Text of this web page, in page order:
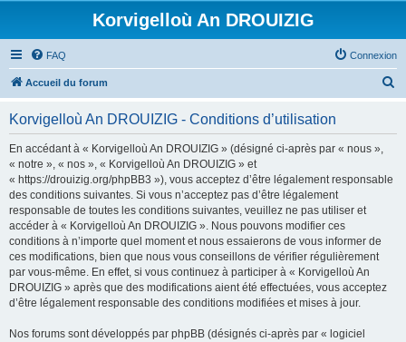
Korvigelloù An DROUIZIG
FAQ Connexion
Accueil du forum
Korvigelloù An DROUIZIG - Conditions d’utilisation
En accédant à « Korvigelloù An DROUIZIG » (désigné ci-après par « nous »,
« notre », « nos », « Korvigelloù An DROUIZIG » et
« https://drouizig.org/phpBB3 »), vous acceptez d’être légalement responsable
des conditions suivantes. Si vous n’acceptez pas d’être légalement
responsable de toutes les conditions suivantes, veuillez ne pas utiliser et
accéder à « Korvigelloù An DROUIZIG ». Nous pouvons modifier ces
conditions à n’importe quel moment et nous essaierons de vous informer de
ces modifications, bien que nous vous conseillons de vérifier régulièrement
par vous-même. En effet, si vous continuez à participer à « Korvigelloù An
DROUIZIG » après que des modifications aient été effectuées, vous acceptez
d’être légalement responsable des conditions modifiées et mises à jour.
Nos forums sont développés par phpBB (désignés ci-après par « logiciel